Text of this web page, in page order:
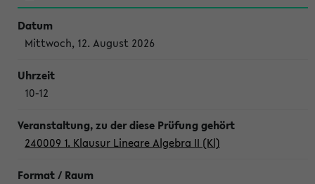
Mittwoch, 12. August 2026
10-12
240009 1. Klausur Lineare Algebra II (Kl)